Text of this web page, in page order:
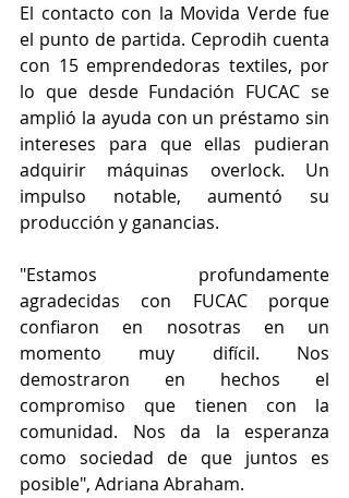
El contacto con la Movida Verde fue
el punto de partida. Ceprodih cuenta
con 15 emprendedoras textiles, por
lo que desde Fundación FUCAC se
amplió la ayuda con un préstamo sin
intereses para que ellas pudieran
adquirir máquinas overlock. Un
impulso notable, aumentó su
producción y ganancias.
"Estamos profundamente
agradecidas con FUCAC porque
confiaron en nosotras en un
momento muy difícil. Nos
demostraron en hechos el
compromiso que tienen con la
comunidad. Nos da la esperanza
como sociedad de que juntos es
posible", Adriana Abraham.